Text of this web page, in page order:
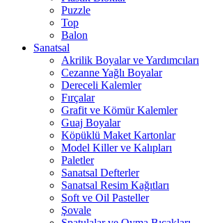
Puzzle
Top
Balon
Sanatsal
Akrilik Boyalar ve Yardımcıları
Cezanne Yağlı Boyalar
Dereceli Kalemler
Fırçalar
Grafit ve Kömür Kalemler
Guaj Boyalar
Köpüklü Maket Kartonlar
Model Killer ve Kalıpları
Paletler
Sanatsal Defterler
Sanatsal Resim Kağıtları
Soft ve Oil Pasteller
Şovale